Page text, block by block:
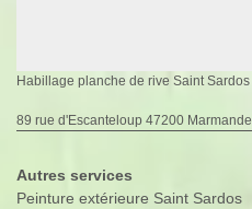
Habillage planche de rive Saint Sardos
89 rue d'Escanteloup 47200 Marmande
Autres services
Peinture extérieure Saint Sardos